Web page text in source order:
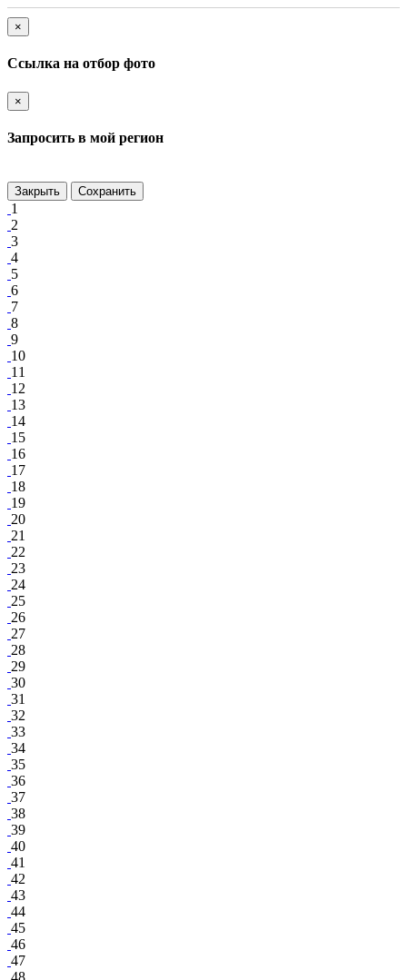
×
Ссылка на отбор фото
×
Запросить в мой регион
Закрыть Сохранить
1
2
3
4
5
6
7
8
9
10
11
12
13
14
15
16
17
18
19
20
21
22
23
24
25
26
27
28
29
30
31
32
33
34
35
36
37
38
39
40
41
42
43
44
45
46
47
48